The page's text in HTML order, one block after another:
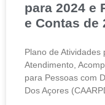
para 2024 e
e Contas de
Plano de
Atendimento,
para Pessoas com
Dos Açores